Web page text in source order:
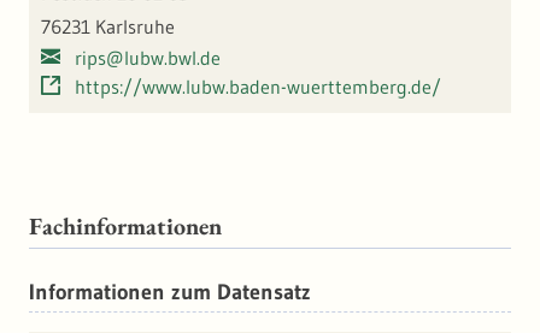
76231 Karlsruhe
rips@lubw.bwl.de
https://www.lubw.baden-wuerttemberg.de/
Fachinformationen
Informationen zum Datensatz